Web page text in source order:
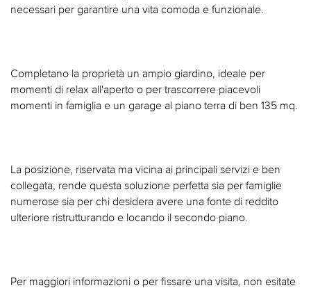
necessari per garantire una vita comoda e funzionale.
Completano la proprietà un ampio giardino, ideale per
momenti di relax all'aperto o per trascorrere piacevoli
momenti in famiglia e un garage al piano terra di ben 135 mq.
La posizione, riservata ma vicina ai principali servizi e ben
collegata, rende questa soluzione perfetta sia per famiglie
numerose sia per chi desidera avere una fonte di reddito
ulteriore ristrutturando e locando il secondo piano.
Per maggiori informazioni o per fissare una visita, non esitate